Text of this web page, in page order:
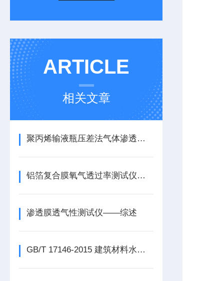
ARTICLE
相关文章
聚丙烯输液瓶压差法气体渗透仪简介
铝箔复合膜氧气透过率测试仪｜透氧性测试
渗透膜透气性测试仪——综述
GB/T 17146-2015 建筑材料水蒸气透过性能测试仪：试验方法